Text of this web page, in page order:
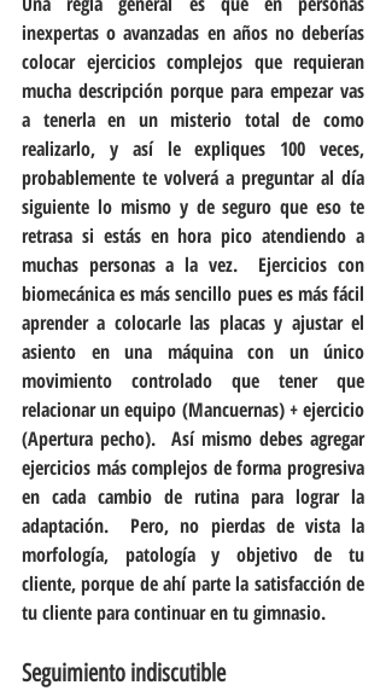
inexpertas o avanzadas en años no deberías
colocar ejercicios complejos que requieran
mucha descripción porque para empezar vas
a tenerla en un misterio total de como
realizarlo, y así le expliques 100 veces,
probablemente te volverá a preguntar al día
siguiente lo mismo y de seguro que eso te
retrasa si estás en hora pico atendiendo a
muchas personas a la vez.  Ejercicios con
biomecánica es más sencillo pues es más fácil
aprender a colocarle las placas y ajustar el
asiento en una máquina con un único
movimiento controlado que tener que
relacionar un equipo (Mancuernas) + ejercicio
(Apertura pecho).  Así mismo debes agregar
ejercicios más complejos de forma progresiva
en cada cambio de rutina para lograr la
adaptación.  Pero, no pierdas de vista la
morfología, patología y objetivo de tu
cliente, porque de ahí parte la satisfacción de
tu cliente para continuar en tu gimnasio.
Seguimiento indiscutible